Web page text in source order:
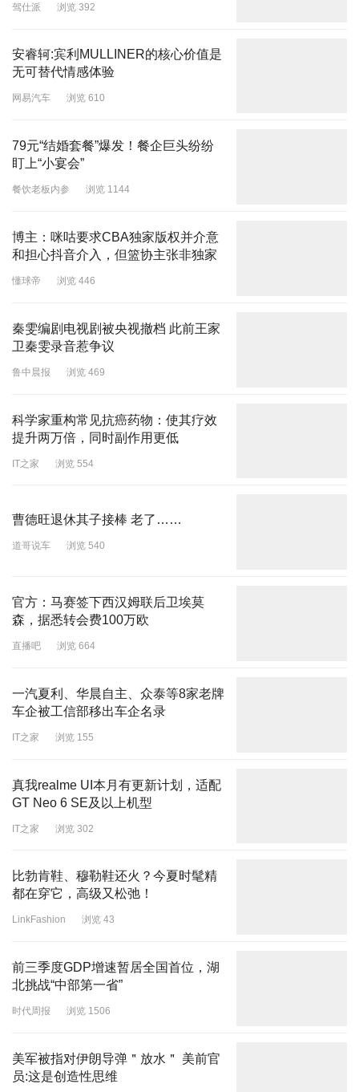
驾仕派 浏览 392
安睿轲:宾利MULLINER的核心价值是
无可替代情感体验
网易汽车 浏览 610
79元“结婚套餐”爆发！餐企巨头纷纷
盯上“小宴会”
餐饮老板内参 浏览 1144
博主：咪咕要求CBA独家版权并介意
和担心抖音介入，但篮协主张非独家
懂球帝 浏览 446
秦雯编剧电视剧被央视撤档 此前王家
卫秦雯录音惹争议
鲁中晨报 浏览 469
科学家重构常见抗癌药物：使其疗效
提升两万倍，同时副作用更低
IT之家 浏览 554
曹德旺退休其子接棒 老了……
道哥说车 浏览 540
官方：马赛签下西汉姆联后卫埃莫
森，据悉转会费100万欧
直播吧 浏览 664
一汽夏利、华晨自主、众泰等8家老牌
车企被工信部移出车企名录
IT之家 浏览 155
真我realme UI本月有更新计划，适配
GT Neo 6 SE及以上机型
IT之家 浏览 302
比勃肯鞋、穆勒鞋还火？今夏时髦精
都在穿它，高级又松弛！
LinkFashion 浏览 43
前三季度GDP增速暂居全国首位，湖
北挑战“中部第一省”
时代周报 浏览 1506
美军被指对伊朗导弹＂放水＂ 美前官
员:这是创造性思维